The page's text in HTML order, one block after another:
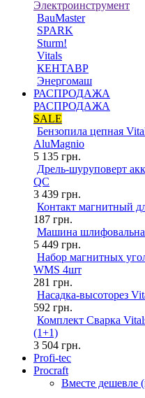
Электроинструмент
BauMaster
SPARK
Sturm!
Vitals
КЕНТАВР
Энергомаш
РАСПРОДАЖА
РАСПРОДАЖА
SALE
Бензопила цепная
AluMagnio
5 135 грн.
Дрель-шуруповерт
QC
3 439 грн.
Контакт магнитный
187 грн.
Машина
5 449 грн.
Набор магнитных
WMS 4шт
281 грн.
Насадка-высоторез
592 грн.
Комплект Сварка
(1+1)
3 504 грн.
Profi-tec
Procraft
Вместе дешевле